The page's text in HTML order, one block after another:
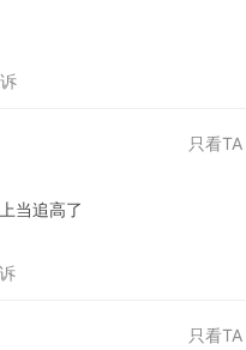
只看TA
当追高了
只看TA